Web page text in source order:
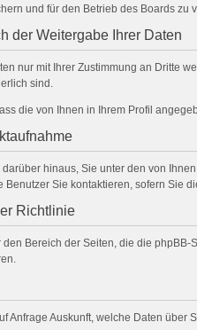
und für den Betrieb des Boards zu
der Weitergabe Ihrer Daten
nur mit Ihrer Zustimmung an Dritte
sind.
die von Ihnen in Ihrem Profil
hinaus, Sie unter den von
Sie kontaktieren, sofern Sie
Richtlinie
Bereich der Seiten, die die
Anfrage Auskunft, welche Daten über